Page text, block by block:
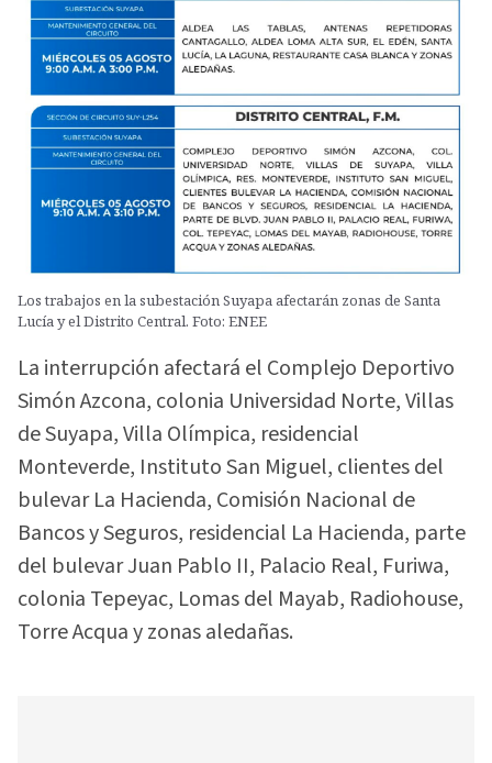
Los trabajos en la subestación Suyapa afectarán zonas de Santa
Lucía y el Distrito Central. Foto: ENEE
La interrupción afectará el Complejo Deportivo
Simón Azcona, colonia Universidad Norte, Villas
de Suyapa, Villa Olímpica, residencial
Monteverde, Instituto San Miguel, clientes del
bulevar La Hacienda, Comisión Nacional de
Bancos y Seguros, residencial La Hacienda, parte
del bulevar Juan Pablo II, Palacio Real, Furiwa,
colonia Tepeyac, Lomas del Mayab, Radiohouse,
Torre Acqua y zonas aledañas.